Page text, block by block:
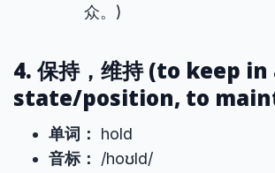
众。)
4. 保持，维持 (to keep
state/position, to
单词：
hold
音标：
/hoʊld/